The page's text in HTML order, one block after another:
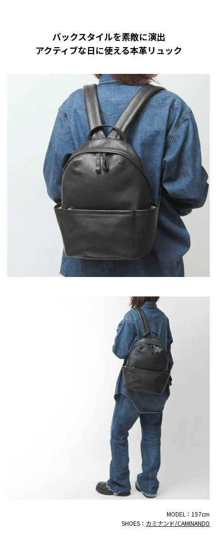
バックスタイルを素敵に演出
アクティブな日に使える本革リュック
MODEL：157cm
SHOES： カミナンド/CAMINANDO